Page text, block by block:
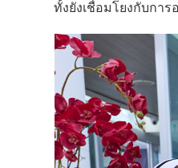
ทั้งยังเชื่อมโยงกับกา